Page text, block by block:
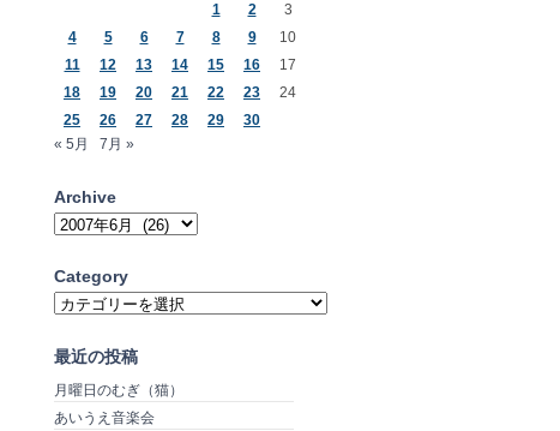
1
2
3
4
5 6 7 8 9
10
11
12 13 14 15 16
17
18
19 20 21 22 23
24
25
26 27 28 29
30
« 5月
7月 »
Archive
Archive
Category
Category
最近の投稿
月曜日のむぎ（猫）
あいうえ音楽会